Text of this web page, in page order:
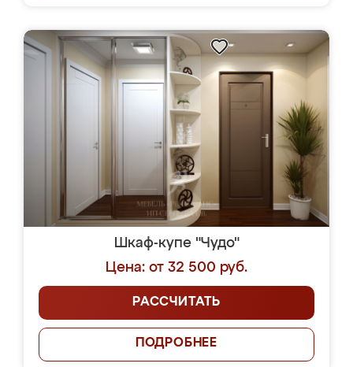
Шкаф-купе "Чудо"
Цена: от 32 500 руб.
РАССЧИТАТЬ
ПОДРОБНЕЕ